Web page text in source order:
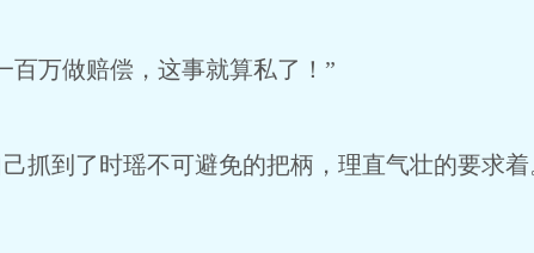
万做赔偿，这事就算私了！”
抓到了时瑶不可避免的把柄，理直气壮的要求着